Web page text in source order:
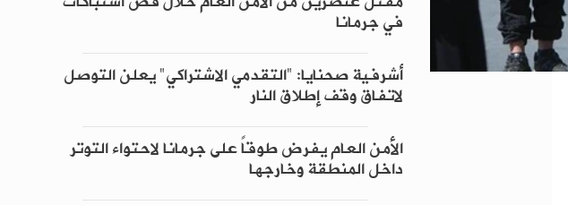
في جرمانا
أشرفية صحنايا: "التقدمي الاشتراكي" يعلن التوصل
لاتفاق وقف إطلاق النار
الأمن العام يفرض طوقاً على جرمانا لاحتواء التوتر
داخل المنطقة وخارجها